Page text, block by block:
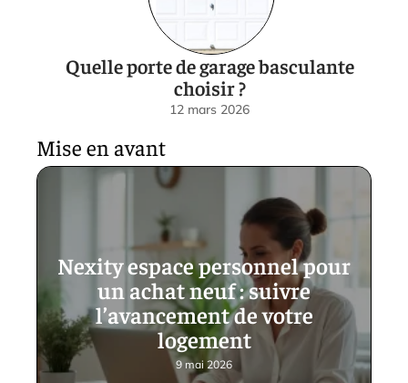
Quelle porte de garage basculante
choisir ?
12 mars 2026
Mise en avant
Nexity espace personnel pour
un achat neuf : suivre
l’avancement de votre
logement
9 mai 2026